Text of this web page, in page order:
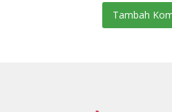
Tambah